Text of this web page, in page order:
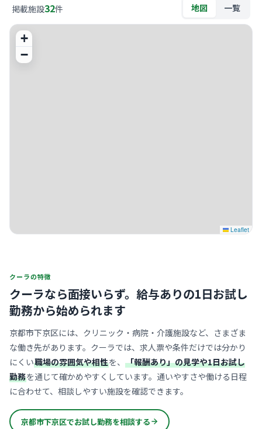
掲載施設32件 地図 一覧
+
−
Leaflet
クーラの特徴
クーラなら面接いらず。 給与ありの1日お試し
勤務から始められます
京都市下京区には、クリニック・病院・介護施設など、さまざま
な働き先があります。クーラでは、求人票や条件だけでは分かり
にくい職場の雰囲気や相性を、 「報酬あり」の見学や1日お試し
勤務を通じて確かめやすくしています。通いやすさや働ける日程
に合わせて、相談しやすい施設を確認できます。
京都市下京区でお試し勤務を相談する